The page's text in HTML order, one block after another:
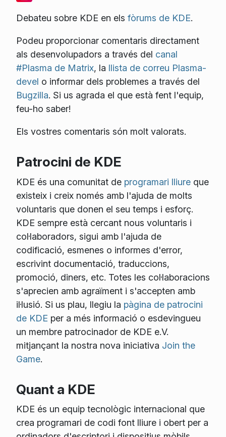
Debateu sobre KDE en els fòrums de KDE.
Podeu proporcionar comentaris directament
als desenvolupadors a través del canal
#Plasma de Matrix, la llista de correu Plasma-
devel o informar dels problemes a través del
Bugzilla. Si us agrada el que està fent l'equip,
feu-ho saber!
Els vostres comentaris són molt valorats.
Patrocini de KDE
KDE és una comunitat de programari lliureque
existeix i creix només amb l'ajuda de molts
voluntaris que donen el seu temps i esforç.
KDE sempre està cercant nous voluntaris i
col·laboradors, sigui amb l'ajuda de
codificació, esmenes o informes d'error,
escrivint documentació, traduccions,
promoció, diners, etc. Totes les col·laboracions
s'aprecien amb agraïment i s'accepten amb
il·lusió. Si us plau, llegiu la pàgina de patrocini
de KDE per a més informació o esdevingueu
un membre patrocinador de KDE e.V.
mitjançant la nostra nova iniciativa Join the
Game.
Quant a KDE
KDE és un equip tecnològic internacional que
crea programari de codi font lliure i obert per a